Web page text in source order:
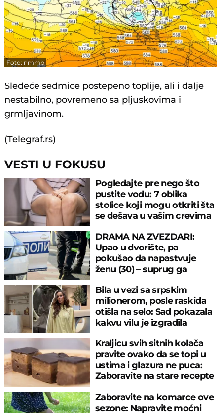
Foto: nmmb
Sledeće sedmice postepeno toplije, ali i dalje
nestabilno, povremeno sa pljuskovima i
grmljavinom.
(Telegraf.rs)
VESTI U FOKUSU
Pogledajte pre nego što
pustite vodu: 7 oblika
stolice koji mogu otkriti šta
se dešava u vašim crevima
DRAMA NA ZVEZDARI:
Upao u dvorište, pa
pokušao da napastvuje
ženu (30) – suprug ga
Bila u vezi sa srpskim
milionerom, posle raskida
otišla na selo: Sad pokazala
kakvu vilu je izgradila
Kraljicu svih sitnih kolača
pravite ovako da se topi u
ustima i glazura ne puca:
Zaboravite na stare recepte
Zaboravite na komarce ove
sezone: Napravite moćni